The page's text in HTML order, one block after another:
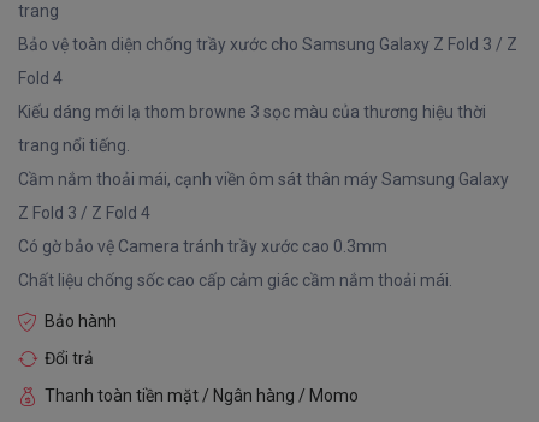
trang
Bảo vệ toàn diện chống trầy xước cho Samsung Galaxy Z Fold 3 / Z
Fold 4
Kiếu dáng mới lạ thom browne 3 sọc màu của thương hiệu thời
trang nổi tiếng.
Cầm nắm thoải mái, cạnh viền ôm sát thân máy Samsung Galaxy
Z Fold 3 / Z Fold 4
Có gờ bảo vệ Camera tránh trầy xước cao 0.3mm
Chất liệu chống sốc cao cấp cảm giác cầm nắm thoải mái.
Bảo hành
Đổi trả
Thanh toàn tiền mặt / Ngân hàng / Momo